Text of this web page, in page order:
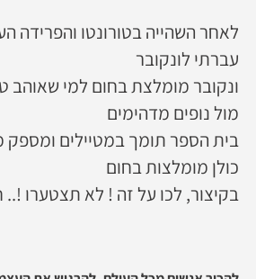
לאחר השהייה בטורונטו והפרידה
עברתי לונקובר
ונקובר מומלצת בחום למי שאוהב
מול נופים מדהימים
בית הספר תומך במטיילים ומספק
כולן מומלצות בחום
בקיצור, לכו על זה ! לא תצטערו !..